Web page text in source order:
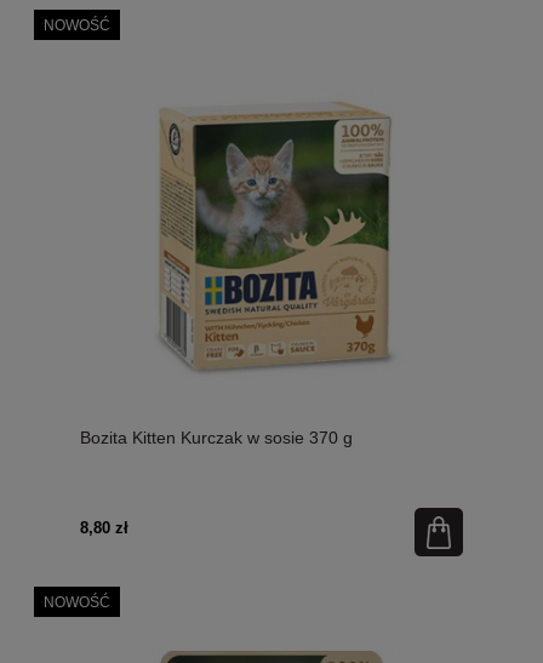
Bozita Kitten Kurczak w sosie 370 g
8,80 zł
NOWOŚĆ
NOWOŚĆ